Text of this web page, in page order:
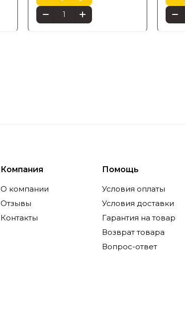
Компания
О компании
Отзывы
Контакты
Помощь
Условия оплаты
Условия доставки
Гарантия на товар
Возврат товара
Вопрос-ответ